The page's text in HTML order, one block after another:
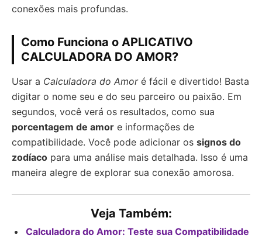
conexões mais profundas.
Como Funciona o APLICATIVO
CALCULADORA DO AMOR?
Usar a Calculadora do Amoré fácil e divertido! Basta
digitar o nome seu e do seu parceiro ou paixão. Em
segundos, você verá os resultados, como sua
porcentagem de amor e informações de
compatibilidade. Você pode adicionar os signos do
zodíaco para uma análise mais detalhada. Isso é uma
maneira alegre de explorar sua conexão amorosa.
Veja Também:
Calculadora do Amor: Teste sua Compatibilidade